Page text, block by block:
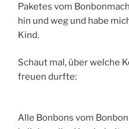
Paketes vom
hin und weg und habe
Kind.
Schaut mal, über welche
freuen durfte:
Alle Bonbons vom